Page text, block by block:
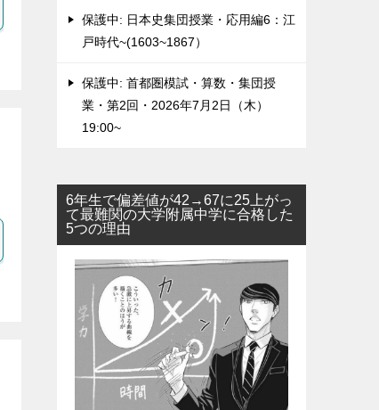
保護中: 日本史集団授業・応用編6：江
戸時代~(1603~1867）
保護中: 首都圏模試・算数・集団授
業・第2回・2026年7月2日（木）
19:00~
6年生で偏差値が42→67に25上がっ
て最難関の大学附属中学に合格した
5つの理由